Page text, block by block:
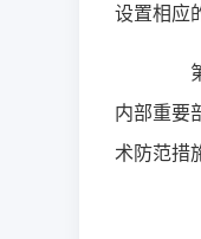
设置相应
第
内部重要
术防范措
（